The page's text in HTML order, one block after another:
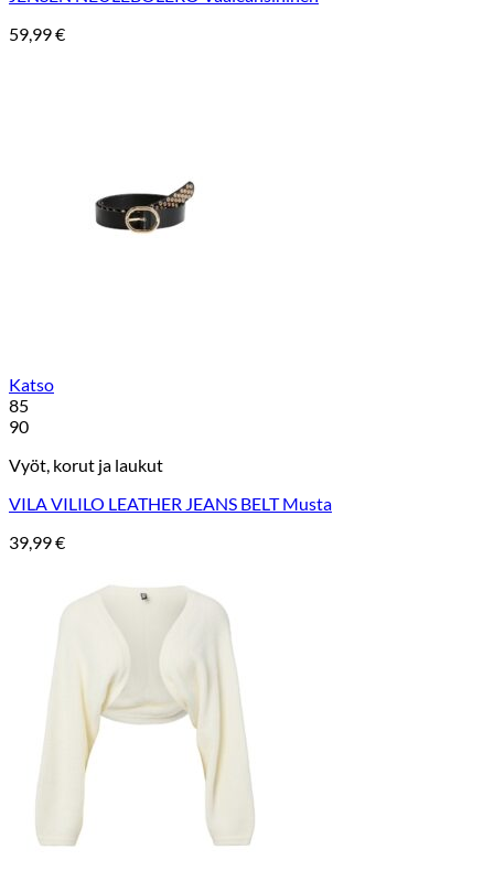
59,99€
Katso
85
90
Vyöt, korut ja laukut
VILA VILILO LEATHER JEANS BELT Musta
39,99€